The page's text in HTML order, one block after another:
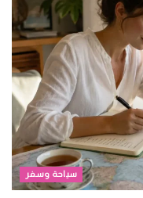
سياحة وسفر